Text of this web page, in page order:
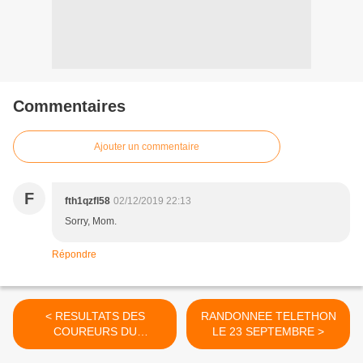
Commentaires
Ajouter un commentaire
F fth1qzfl58 02/12/2019 22:13
Sorry, Mom.
Répondre
< RESULTATS DES
COUREURS DU
DEPARTEMENT
RANDONNEE TELETHON
LE 23 SEPTEMBRE >